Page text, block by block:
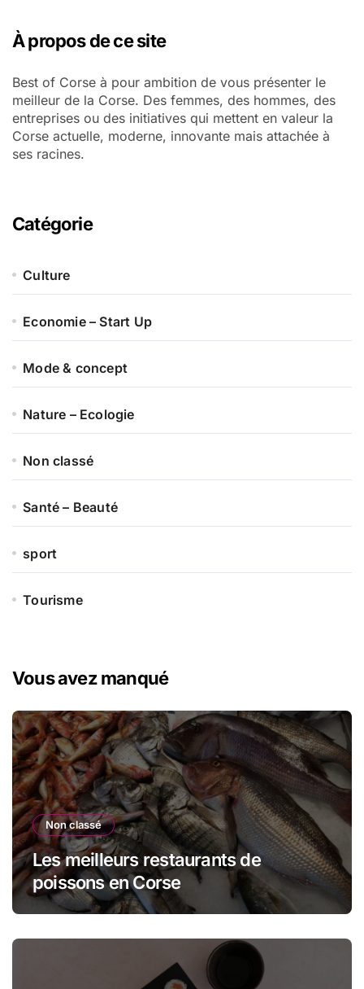
À propos de ce site
Best of Corse à pour ambition de vous présenter le
meilleur de la Corse. Des femmes, des hommes, des
entreprises ou des initiatives qui mettent en valeur la
Corse actuelle, moderne, innovante mais attachée à
ses racines.
Catégorie
Culture
Economie – Start Up
Mode & concept
Nature – Ecologie
Non classé
Santé – Beauté
sport
Tourisme
Vous avez manqué
Non classé
Les meilleurs restaurants de
poissons en Corse